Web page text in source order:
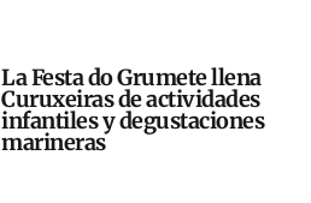
La Festa do Grumete llena
Curuxeiras de actividades
infantiles y degustaciones
marineras